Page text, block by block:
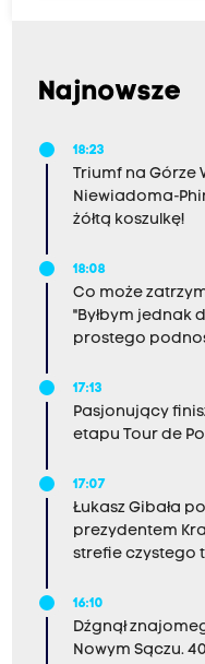
Najnowsze
18:23
Triumf na Górze
Niewiadoma-
żółtą koszulkę!
18:08
Co może
"Byłbym jednak
prostego
17:13
Pasjonujący
etapu Tour de
17:07
Łukasz Gibała
prezydentem
strefie czystego
16:10
Dźgnął
Nowym Sączu.